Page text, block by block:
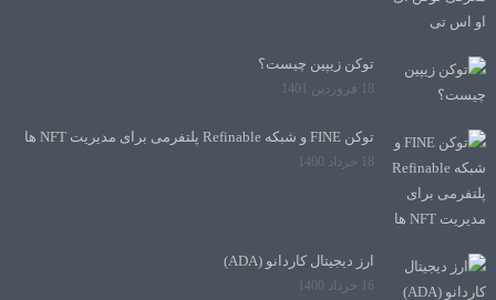
توکن زیپین چیست؟
18 فروردین 1401
توکن FINE و شبکه Refinable پلتفرمی برای مدیریت NFT ها
18 خرداد 1400
ارز دیجیتال کاردانو (ADA)
16 خرداد 1400